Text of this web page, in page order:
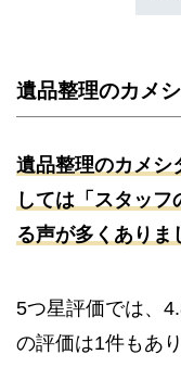
遺品整理のカメ
遺品整理のカメシ
しては「スタッ
る声が多くありま
5つ星評価では、
の評価は1件もあ